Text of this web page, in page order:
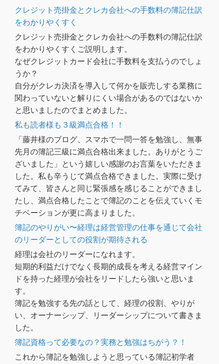
クレジット売掛金とクレカ会社への手数料の簿記仕訳
をわかりやくすく
クレジット売掛金とクレカ会社への手数料の簿記仕訳
をわかりやくすくご説明します。
なぜクレジットカード会社に手数料を支払うのでしょ
うか？
自分がクレカ決済を導入して何かを販売しする業務に
関わっていないと解りにくい場合があるのではないか
と思いましたのでまとめました。
私も読者様も３級満点合格！！
「藤井様のブログ、スマホで一問一答を勉強し、無事
先月の簿記三級に満点合格出来ました。ありがとうご
ざいました」という嬉しい感謝のお言葉をいただきま
した。私も辛うじて満点合格できました。実際に受け
てみて、皆さんと同じ緊張感を感じることができまし
たし、満点合格したことで簿記のことを伝えていくモ
チベーションが更に高まりました。
簿記のやりがい〜経理は経営管理の仕事を通じて会社
のリーダーとしての役割が期待される
経理は会社のリーダーになれます。
短期的利益だけでなく長期的成長を考える経営マイン
ドを持った経理が会社をリードしたら強いと思いま
す。
簿記を勉強する先の話として、経理の役割、やりが
い、オーナーシップ、リーダーシップについて書きま
した。
簿記資格って必要なの？実務と勉強はちがう？！
これから簿記を勉強しようと思っている簿記初学者